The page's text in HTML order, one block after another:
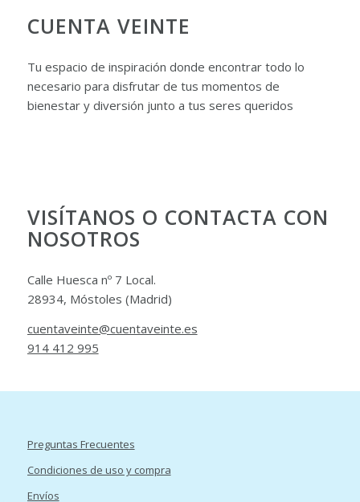
CUENTA VEINTE
Tu espacio de inspiración donde encontrar todo lo
necesario para disfrutar de tus momentos de
bienestar y diversión junto a tus seres queridos
VISÍTANOS O CONTACTA CON
NOSOTROS
Calle Huesca nº 7 Local.
28934, Móstoles (Madrid)
cuentaveinte@cuentaveinte.es
914 412 995
Preguntas Frecuentes
Condiciones de uso y compra
Envíos